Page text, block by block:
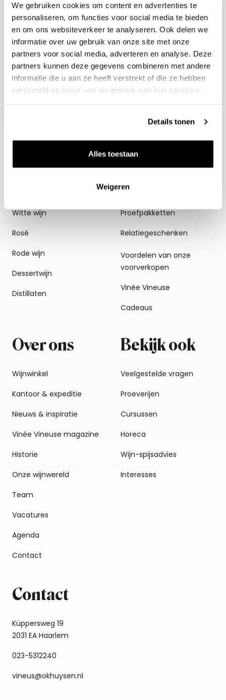
We gebruiken cookies om content en advertenties te
personaliseren, om functies voor social media te bieden
en om ons websiteverkeer te analyseren. Ook delen we
informatie over uw gebruik van onze site met onze
partners voor social media, adverteren en analyse. Deze
partners kunnen deze gegevens combineren met andere
informatie die u aan ze heeft verstrekt of die ze hebben
verzameld op basis van uw gebruik van hun services.
Details tonen
Alles toestaan
Weigeren
Aanmelden
Wijnen
Witte wijn
Rosé
Rode wijn
Dessertwijn
Distillaten
Thema's
Huiswijnen
Proefpakketten
Relatiegeschenken
Voordelen van onze
voorverkopen
Vinée Vineuse
Cadeaus
Over ons
Wijnwinkel
Kantoor & expeditie
Nieuws & inspiratie
Vinée Vineuse magazine
Historie
Onze wijnwereld
Team
Vacatures
Agenda
Contact
Bekijk ook
Veelgestelde vragen
Proeverijen
Cursussen
Horeca
Wijn-spijsadvies
Interesses
Contact
Küppersweg 19
2031 EA Haarlem
023-5312240
vineus@okhuysen.nl